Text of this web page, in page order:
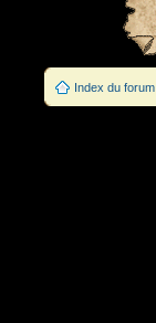
Index du forum